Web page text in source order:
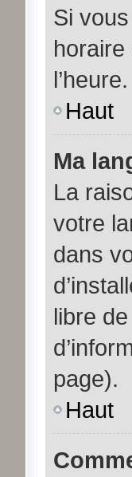
Si
horaire
Haut
Ma
La
votre
dans
libre
page).
Haut